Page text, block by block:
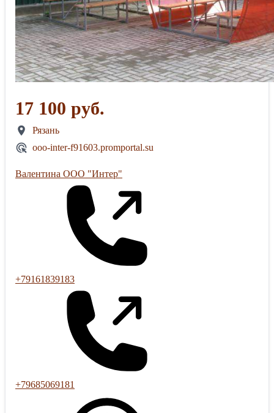
17 100 руб.
Рязань
ooo-inter-f91603.promportal.su
Валентина ООО "Интер"
+79161839183
+79685069181